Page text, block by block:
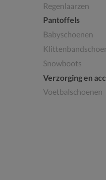
Regenlaarzen
Pantoffels
Babyschoenen
Snowboots
Verzorging en
Voetbalschoenen